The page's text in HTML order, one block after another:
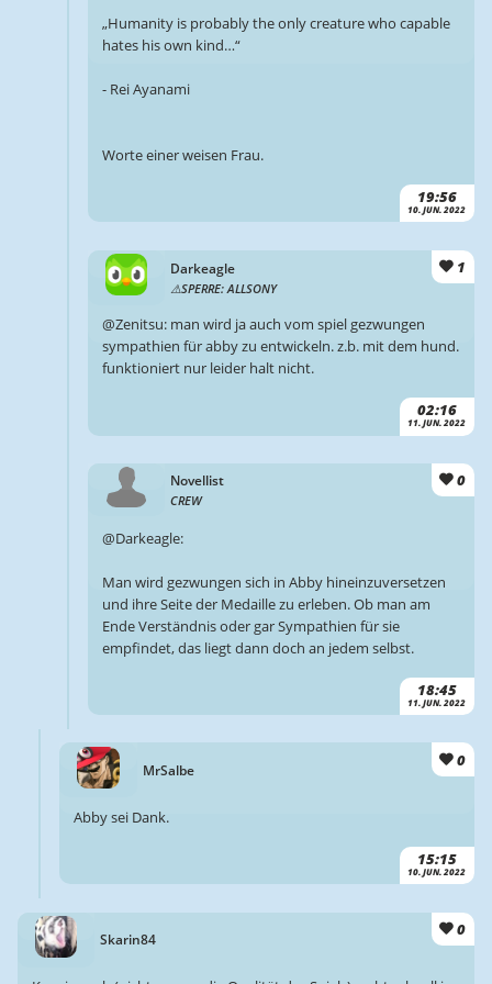
19:56
10. JUN. 2022
„Humanity is probably the only creature who capable
hates his own kind…“
- Rei Ayanami
Worte einer weisen Frau.
Darkeagle
SPERRE: ALLSONY
1
02:16
11. JUN. 2022
@Zenitsu: man wird ja auch vom spiel gezwungen
sympathien für abby zu entwickeln. z.b. mit dem hund.
funktioniert nur leider halt nicht.
Novellist
CREW
0
18:45
11. JUN. 2022
@Darkeagle:
Man wird gezwungen sich in Abby hineinzuversetzen
und ihre Seite der Medaille zu erleben. Ob man am
Ende Verständnis oder gar Sympathien für sie
empfindet, das liegt dann doch an jedem selbst.
MrSalbe
0
15:15
10. JUN. 2022
Abby sei Dank.
Skarin84
0